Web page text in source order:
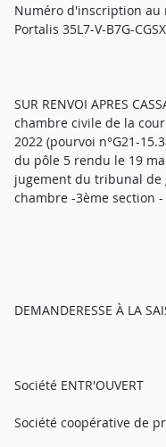
Numéro d'inscription au
Portalis 35L7-V-B7G-
SUR RENVOI APRES
chambre civile de la
2022 (pourvoi n°G21-
du pôle 5 rendu le 19
jugement du tribunal de
chambre -3ème section
DEMANDERESSE À LA
Société ENTR'OUVERT
Société coopérative de